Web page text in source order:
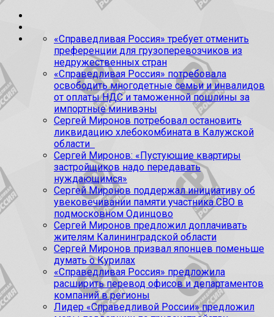
«Справедливая Россия» требует отменить
преференции для грузоперевозчиков из
недружественных стран
«Справедливая Россия» потребовала
освободить многодетные семьи и инвалидов
от оплаты НДС и таможенной пошлины за
импортные минивэны
Сергей Миронов потребовал остановить
ликвидацию хлебокомбината в Калужской
области
Сергей Миронов: «Пустующие квартиры
застройщиков надо передавать
нуждающимся»
Сергей Миронов поддержал инициативу об
увековечивании памяти участника СВО в
подмосковном Одинцово
Сергей Миронов предложил доплачивать
жителям Калининградской области
Сергей Миронов призвал японцев поменьше
думать о Курилах
«Справедливая Россия» предложила
расширить перевод офисов и департаментов
компаний в регионы
Лидер «Справедливой России» предложил